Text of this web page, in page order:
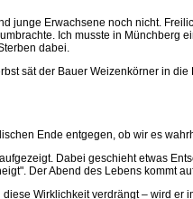
Erwachsene noch nicht.
Ich musste in Münchberg
dabei.
sät der Bauer Weizenkörner in
Ende entgegen, ob wir es
Dabei geschieht etwas
Der Abend des Lebens kommt
Wirklichkeit verdrängt – wird er